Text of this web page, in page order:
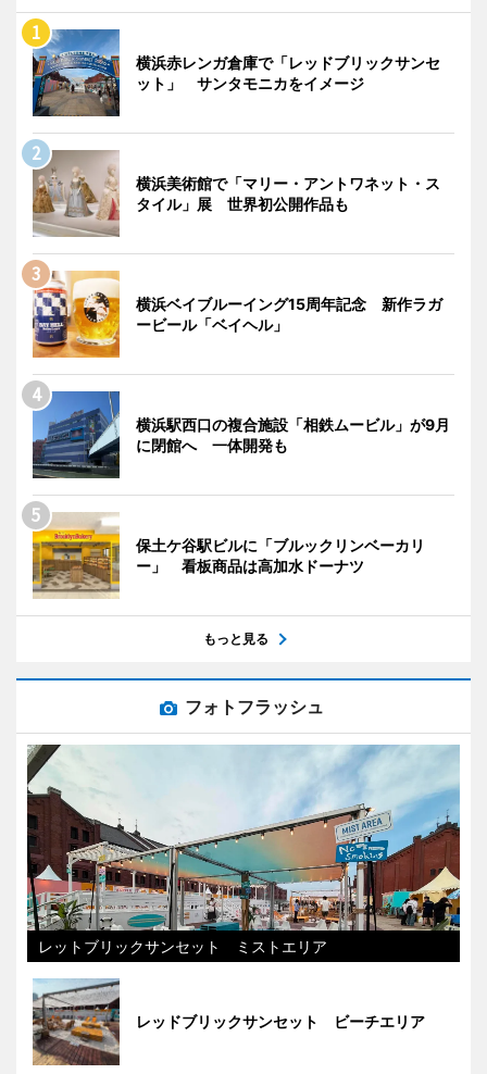
横浜赤レンガ倉庫で「レッドブリックサンセ
ット」 サンタモニカをイメージ
横浜美術館で「マリー・アントワネット・ス
タイル」展 世界初公開作品も
横浜ベイブルーイング15周年記念 新作ラガ
ービール「ベイヘル」
横浜駅西口の複合施設「相鉄ムービル」が9月
に閉館へ 一体開発も
保土ケ谷駅ビルに「ブルックリンベーカリ
ー」 看板商品は高加水ドーナツ
もっと見る
フォトフラッシュ
レットブリックサンセット ミストエリア
レッドブリックサンセット ビーチエリア